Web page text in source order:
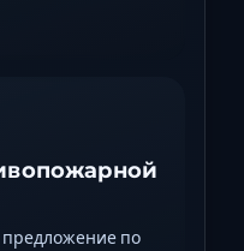
предложение по